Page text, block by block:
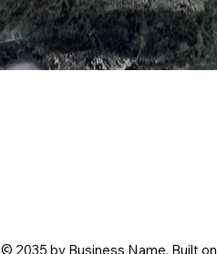
© 2035 by Business Name. Built on